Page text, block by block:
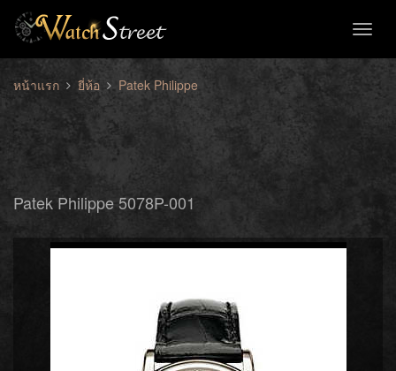
หน้าแรก ยี่ห้อ Patek Philippe
Patek Philippe 5078P-001